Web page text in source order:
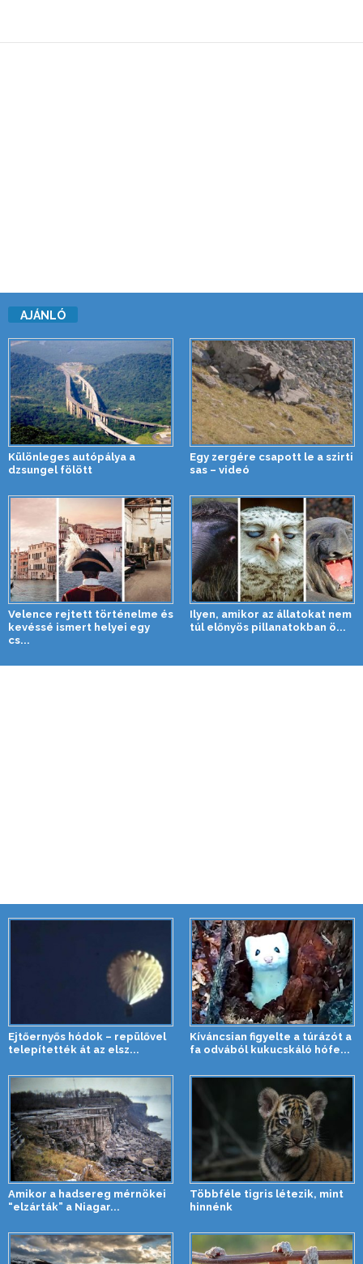
AJÁNLÓ
Különleges autópálya a
dzsungel fölött
Egy zergére csapott le a szirti
sas – videó
Velence rejtett történelme és
kevéssé ismert helyei egy
cs...
Ilyen, amikor az állatokat nem
túl előnyös pillanatokban ö...
Ejtőernyős hódok – repülővel
telepítették át az elsz...
Kíváncsian figyelte a túrázót a
fa odvából kukucskáló hófe...
Amikor a hadsereg mérnökei
“elzárták” a Niagar...
Többféle tigris létezik, mint
hinnénk